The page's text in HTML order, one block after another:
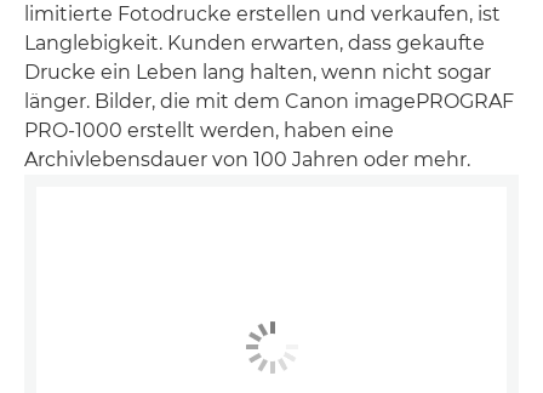
limitierte Fotodrucke erstellen und verkaufen, ist
Langlebigkeit. Kunden erwarten, dass gekaufte
Drucke ein Leben lang halten, wenn nicht sogar
länger. Bilder, die mit dem Canon imagePROGRAF
PRO-1000 erstellt werden, haben eine
Archivlebensdauer von 100 Jahren oder mehr.